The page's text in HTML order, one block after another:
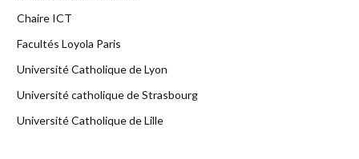
Chaire ICT
Facultés Loyola Paris
Université Catholique de Lyon
Université catholique de Strasbourg
Université Catholique de Lille